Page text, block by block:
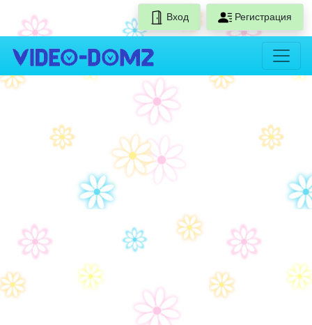
Вход Регистрация